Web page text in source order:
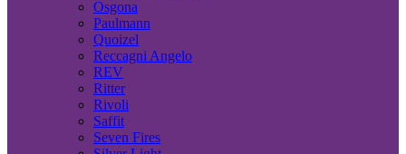
Osgona
Paulmann
Quoizel
Reccagni Angelo
REV
Ritter
Rivoli
Saffit
Seven Fires